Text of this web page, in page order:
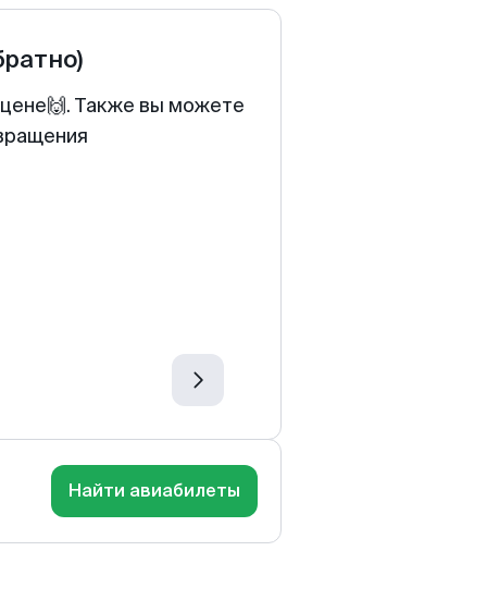
Также вы можете
Найти авиабилеты